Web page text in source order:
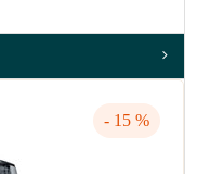
- 15 %